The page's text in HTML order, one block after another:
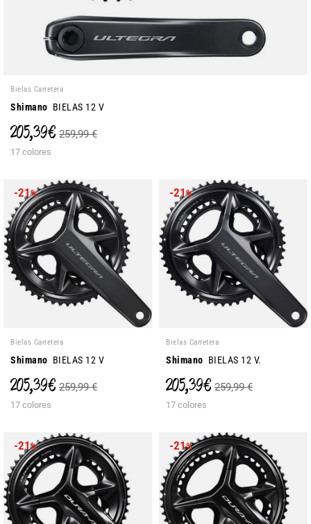
Bielas Carretera
Shimano BIELAS 12 V
205,39 € 259,99 €
17 colores
-21%
Bielas Carretera
Shimano BIELAS 12 V
205,39 € 259,99 €
17 colores
-21%
Bielas Carretera
Shimano BIELAS 12 V.
205,39 € 259,99 €
17 colores
-21% -21%